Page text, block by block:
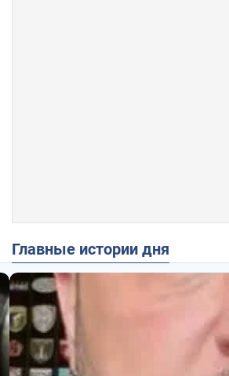
Главные истории дня